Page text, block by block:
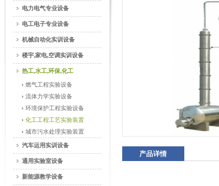
产品详情
电力电气专业设备
电工电子专业设备
机械自动化实训设备
楼宇,家电,空调实训设备
热工,水工,环保,化工
燃气工程实验设备
流体力学实验设备
环境保护工程实验设备
化工工程工艺实验装置
城市污水处理实验装置
汽车运用实训设备
通用实验室设备
新能源教学设备